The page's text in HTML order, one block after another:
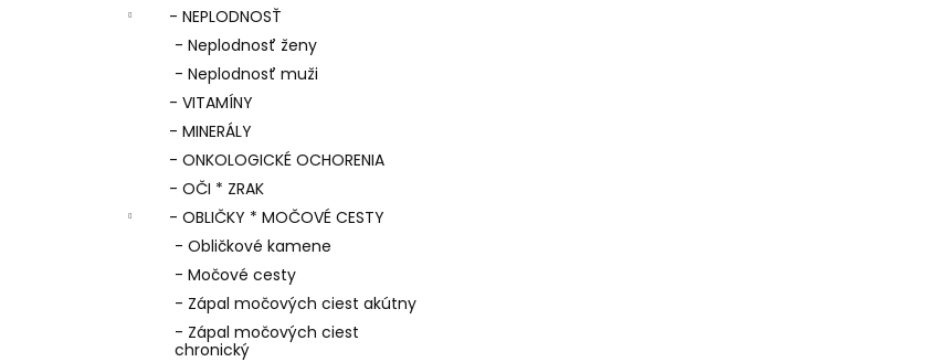
- NEPLODNOSŤ
- Neplodnosť ženy
- Neplodnosť muži
- VITAMÍNY
- MINERÁLY
- ONKOLOGICKÉ OCHORENIA
- OČI * ZRAK
- OBLIČKY * MOČOVÉ CESTY
- Obličkové kamene
- Močové cesty
- Zápal močových ciest akútny
- Zápal močových ciest
chronický